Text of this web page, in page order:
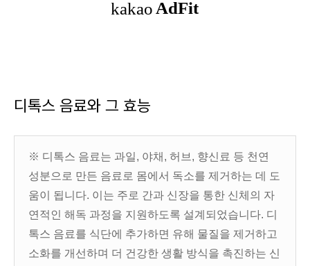
디톡스 음료와 그 효능
※ 디톡스 음료는 과일, 야채, 허브, 향신료 등 천연
성분으로 만든 음료로 몸에서 독소를 제거하는 데 도
움이 됩니다. 이는 주로 간과 신장을 통한 신체의 자
연적인 해독 과정을 지원하도록 설계되었습니다. 디
톡스 음료를 식단에 추가하면 유해 물질을 제거하고
소화를 개선하며 더 건강한 생활 방식을 촉진하는 신